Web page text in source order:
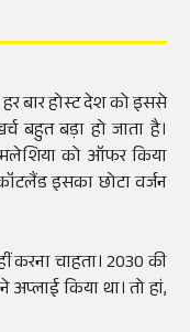
बार होस्ट देश को इससे
बहुत बड़ा हो जाता है।
को ऑफर किया
इसका छोटा वर्जन
करना चाहता। 2030 की
अप्लाई किया था। तो हां,